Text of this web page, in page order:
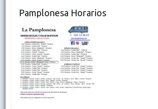
Pamplonesa Horarios